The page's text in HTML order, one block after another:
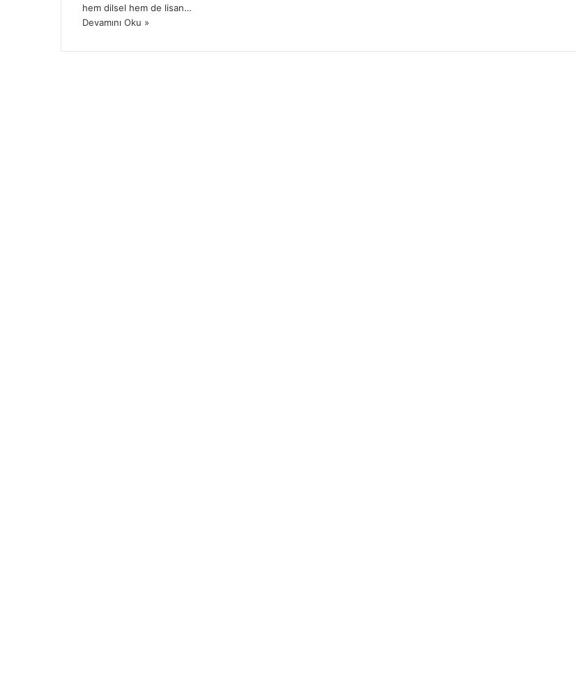
hem dilsel hem de lisan…
Devamını Oku »